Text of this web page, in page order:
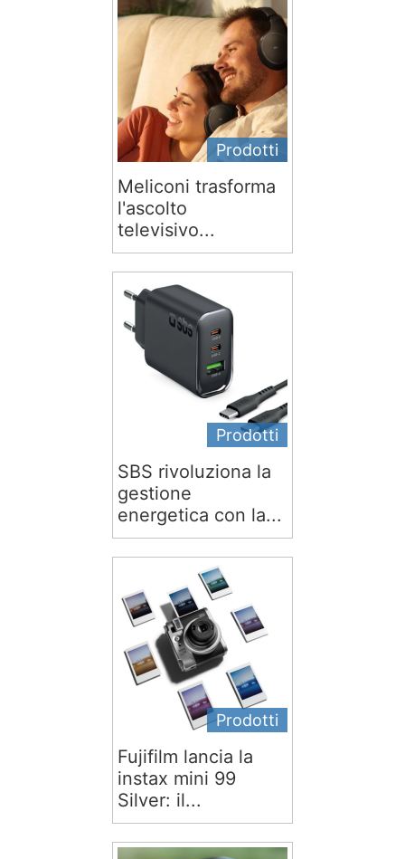
Prodotti
Meliconi trasforma
l'ascolto
televisivo...
Prodotti
SBS rivoluziona la
gestione
energetica con la...
Prodotti
Fujifilm lancia la
instax mini 99
Silver: il...